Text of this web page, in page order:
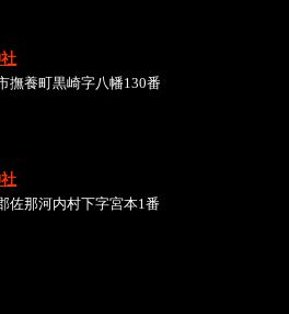
撫養町黒崎字八幡130番
佐那河内村下字宮本1番